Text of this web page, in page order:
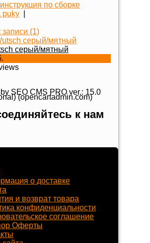
по сборке
puky
(1)
серый/мятный
SEO CMS PRO ver.: 15.0
(opencartadmin.com)
к нам
о доставке
и возврат товара
конфиденциальности
соглашение
Оферты